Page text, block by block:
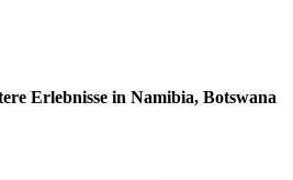
Variante.
Erlebnisse in Namibia, Botswana